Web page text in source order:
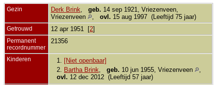
Gezin Derk Brink geb. 14 sep 1921, Vriezenveen,
Vriezenveen
ovl. 15 aug 1997 (Leeftijd 75 jaar)
Getrouwd 12 apr 1951 [2]
Permanent
recordnummer
21356
Kinderen 1.
[Niet openbaar]
2.
Bartha Brink geb. 10 jun 1955, Vriezenveen
ovl. 12 dec 2012 (Leeftijd 57 jaar)